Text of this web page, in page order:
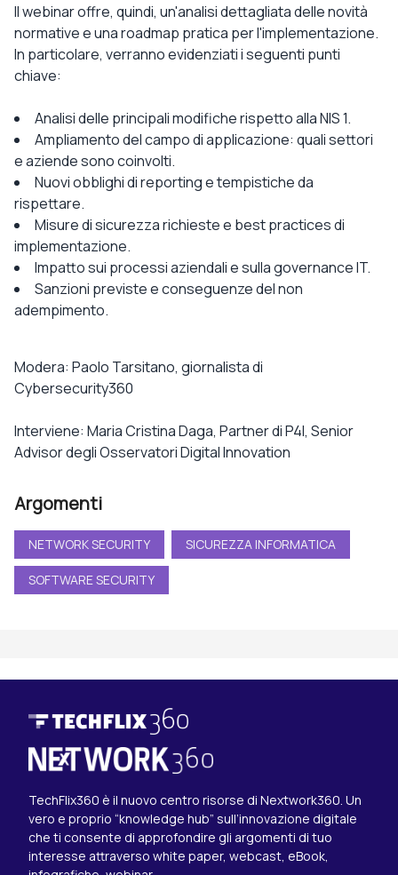
Il webinar offre, quindi, un'analisi dettagliata delle novità
normative e una roadmap pratica per l'implementazione.
In particolare, verranno evidenziati i seguenti punti
chiave:
Analisi delle principali modifiche rispetto alla NIS 1.
Ampliamento del campo di applicazione: quali settori
e aziende sono coinvolti.
Nuovi obblighi di reporting e tempistiche da
rispettare.
Misure di sicurezza richieste e best practices di
implementazione.
Impatto sui processi aziendali e sulla governance IT.
Sanzioni previste e conseguenze del non
adempimento.
Modera: Paolo Tarsitano, giornalista di
Cybersecurity360
Interviene: Maria Cristina Daga, Partner di P4I, Senior
Advisor degli Osservatori Digital Innovation
Argomenti
NETWORK SECURITY SICUREZZA INFORMATICA
SOFTWARE SECURITY
TechFlix360 è il nuovo centro risorse di Nextwork360. Un
vero e proprio “knowledge hub” sull’innovazione digitale
che ti consente di approfondire gli argomenti di tuo
interesse attraverso white paper, webcast, eBook,